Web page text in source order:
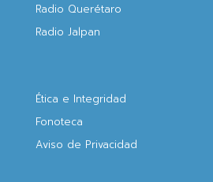
Radio Querétaro
Radio Jalpan
Ética e Integridad
Fonoteca
Aviso de Privacidad